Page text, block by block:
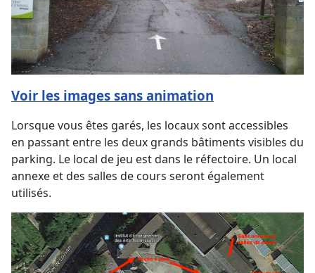
Voir les images sans animation
Lorsque vous êtes garés, les locaux sont accessibles
en passant entre les deux grands bâtiments visibles du
parking. Le local de jeu est dans le réfectoire. Un local
annexe et des salles de cours seront également
utilisés.